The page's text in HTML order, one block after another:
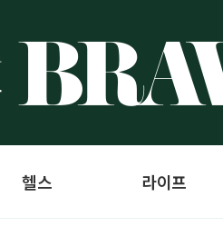
헬스 라이프